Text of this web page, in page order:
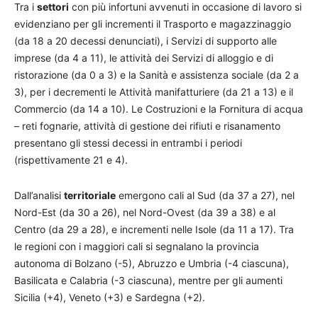
Tra i settori con più infortuni avvenuti in occasione di lavoro si
evidenziano per gli incrementi il Trasporto e magazzinaggio
(da 18 a 20 decessi denunciati), i Servizi di supporto alle
imprese (da 4 a 11), le attività dei Servizi di alloggio e di
ristorazione (da 0 a 3) e la Sanità e assistenza sociale (da 2 a
3), per i decrementi le Attività manifatturiere (da 21 a 13) e il
Commercio (da 14 a 10). Le Costruzioni e la Fornitura di acqua
– reti fognarie, attività di gestione dei rifiuti e risanamento
presentano gli stessi decessi in entrambi i periodi
(rispettivamente 21 e 4).
Dall’analisi territoriale emergono cali al Sud (da 37 a 27), nel
Nord-Est (da 30 a 26), nel Nord-Ovest (da 39 a 38) e al
Centro (da 29 a 28), e incrementi nelle Isole (da 11 a 17). Tra
le regioni con i maggiori cali si segnalano la provincia
autonoma di Bolzano (-5), Abruzzo e Umbria (-4 ciascuna),
Basilicata e Calabria (-3 ciascuna), mentre per gli aumenti
Sicilia (+4), Veneto (+3) e Sardegna (+2).